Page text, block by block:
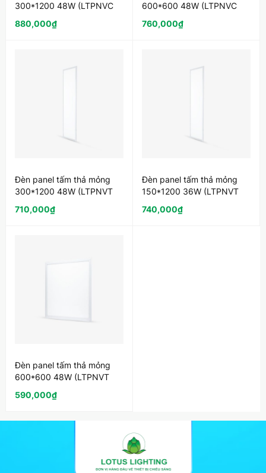
300*1200 48W (LTPNVC
880,000₫
600*600 48W (LTPNVC
760,000₫
Đèn panel tấm thả mỏng
300*1200 48W (LTPNVT
710,000₫
Đèn panel tấm thả mỏng
150*1200 36W (LTPNVT
740,000₫
Đèn panel tấm thả mỏng
600*600 48W (LTPNVT
590,000₫